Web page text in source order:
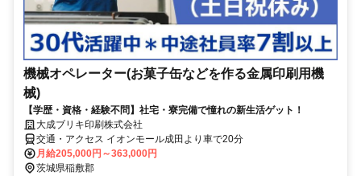
機械オペレーター(お菓子缶などを作る金属印刷用機
械)
【学歴・資格・経験不問】社宅・寮完備で憧れの新生活ゲット！
大成ブリキ印刷株式会社
交通・アクセス イオンモール成田より車で20分
月給205,000円～363,000円
茨城県稲敷郡